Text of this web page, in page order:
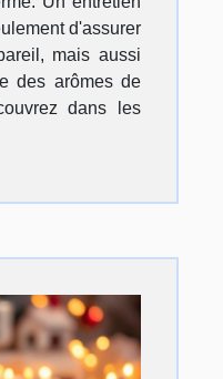
d'assurer
mais aussi
des arômes de
dans les